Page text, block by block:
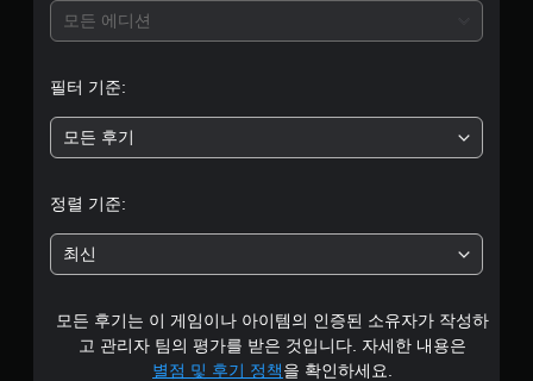
모든 에디션
필터 기준:
모든 후기
정렬 기준:
최신
모든 후기는 이 게임이나 아이템의 인증된 소유자가 작성하
고 관리자 팀의 평가를 받은 것입니다. 자세한 내용은
별점 및 후기 정책을 확인하세요.